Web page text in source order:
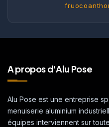
A propos d'Alu Pose
Alu Pose est une entreprise
menuiserie aluminium
équipes interviennent sur